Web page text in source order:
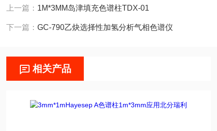
上一篇： 1M*3MM岛津填充色谱柱TDX-01
下一篇：GC-790乙炔选择性加氢分析气相色谱仪
相关产品